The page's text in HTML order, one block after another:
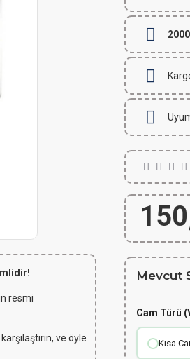
resmi
ve öyle
Mevcut
Cam Türü
Kısa